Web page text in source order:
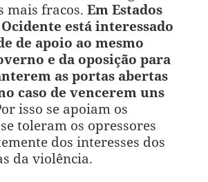
mais fracos.Em Estados
está interessado
de apoio ao mesmo
e da oposição para
as portas abertas
caso de vencerem uns
isso se apoiam os
toleram os opressores
dos interesses dos
da violência.